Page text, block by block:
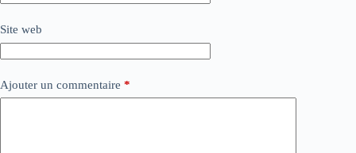
Site web
Ajouter un commentaire *